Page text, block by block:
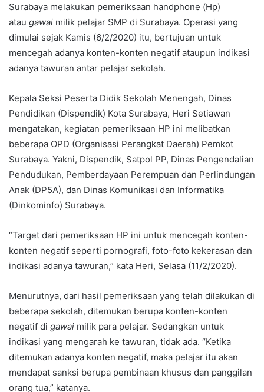
Surabaya melakukan pemeriksaan handphone (Hp)
atau gawai milik pelajar SMP di Surabaya. Operasi yang
dimulai sejak Kamis (6/2/2020) itu, bertujuan untuk
mencegah adanya konten-konten negatif ataupun indikasi
adanya tawuran antar pelajar sekolah.
Kepala Seksi Peserta Didik Sekolah Menengah, Dinas
Pendidikan (Dispendik) Kota Surabaya, Heri Setiawan
mengatakan, kegiatan pemeriksaan HP ini melibatkan
beberapa OPD (Organisasi Perangkat Daerah) Pemkot
Surabaya. Yakni, Dispendik, Satpol PP, Dinas Pengendalian
Pendudukan, Pemberdayaan Perempuan dan Perlindungan
Anak (DP5A), dan Dinas Komunikasi dan Informatika
(Dinkominfo) Surabaya.
“Target dari pemeriksaan HP ini untuk mencegah konten-
konten negatif seperti pornografi, foto-foto kekerasan dan
indikasi adanya tawuran,” kata Heri, Selasa (11/2/2020).
Menurutnya, dari hasil pemeriksaan yang telah dilakukan di
beberapa sekolah, ditemukan berupa konten-konten
negatif di gawai milik para pelajar. Sedangkan untuk
indikasi yang mengarah ke tawuran, tidak ada. “Ketika
ditemukan adanya konten negatif, maka pelajar itu akan
mendapat sanksi berupa pembinaan khusus dan panggilan
orang tua,” katanya.